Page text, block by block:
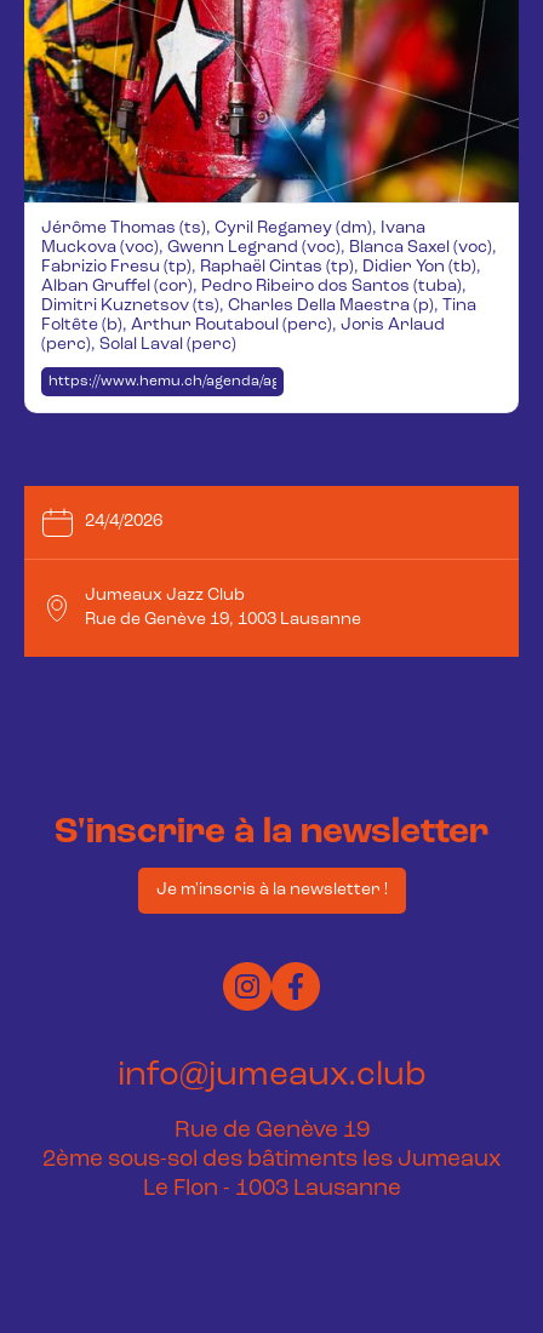
Jérôme Thomas (ts), Cyril Regamey (dm), Ivana
Muckova (voc), Gwenn Legrand (voc), Blanca Saxel (voc),
Fabrizio Fresu (tp), Raphaël Cintas (tp), Didier Yon (tb),
Alban Gruffel (cor), Pedro Ribeiro dos Santos (tuba),
Dimitri Kuznetsov (ts), Charles Della Maestra (p), Tina
Foltête (b), Arthur Routaboul (perc), Joris Arlaud
(perc), Solal Laval (perc)
https://www.hemu.ch/agenda/agenda-details/wng-events/show/
24/4/2026
Jumeaux Jazz Club
Rue de Genève 19, 1003 Lausanne
S'inscrire à la newsletter
Je m'inscris à la newsletter !
info@jumeaux.club
Rue de Genève 19
2ème sous-sol des bâtiments les Jumeaux
Le Flon - 1003 Lausanne